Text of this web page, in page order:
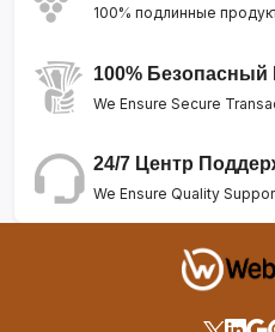
100% подлинные
100% Безопасный
We Ensure Secure
24/7 Центр
We Ensure Quality